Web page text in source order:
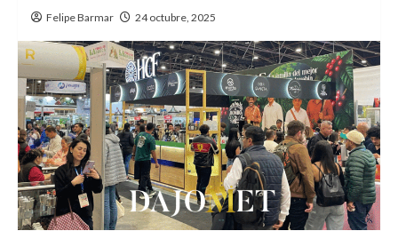
Felipe Barmar 24 octubre, 2025